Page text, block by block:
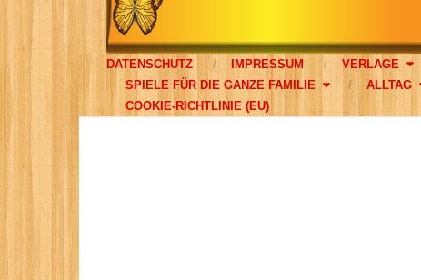
DATENSCHUTZ IMPRESSUM VERLAGE
SPIELE FÜR DIE GANZE FAMILIE
ALLTAG
COOKIE-RICHTLINIE (EU)